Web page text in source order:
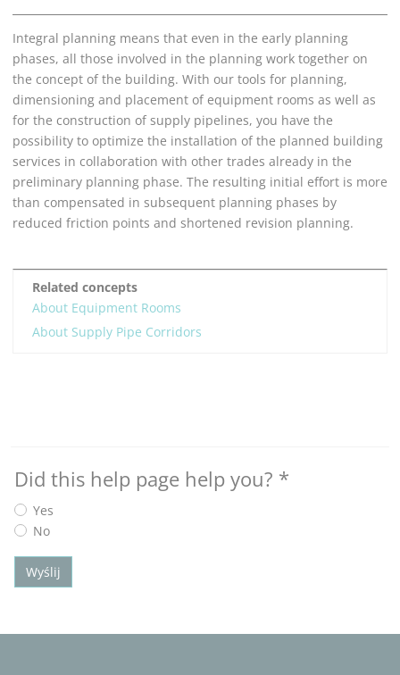
Integral planning means that even in the early planning
phases, all those involved in the planning work together on
the concept of the building. With our tools for planning,
dimensioning and placement of equipment rooms as well as
for the construction of supply pipelines, you have the
possibility to optimize the installation of the planned building
services in collaboration with other trades already in the
preliminary planning phase. The resulting initial effort is more
than compensated in subsequent planning phases by
reduced friction points and shortened revision planning.
Related concepts
About Equipment Rooms
About Supply Pipe Corridors
Did this help page help you? *
Yes
No
Wyślij